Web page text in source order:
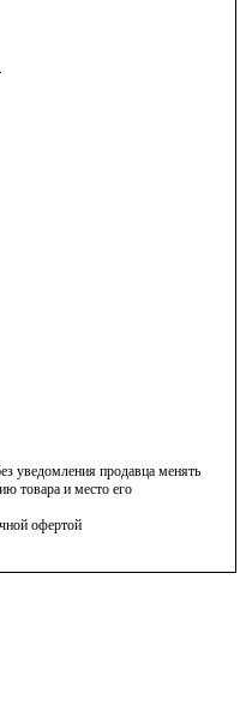
уведомления продавца менять
товара и место его
офертой